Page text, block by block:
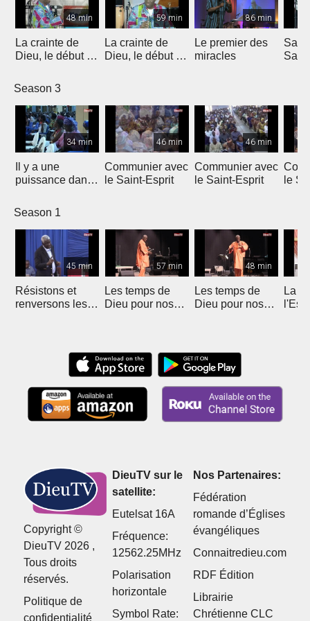
48 min
La crainte de
Dieu, le début de
59 min
La crainte de
Dieu, le début de
86 min
Le premier des
miracles
Season 3
34 min
Il y a une
puissance dans
46 min
Communier avec
le Saint-Esprit
46 min
Communier avec
le Saint-Esprit
le
Season 1
45 min
Résistons et
renversons les
57 min
Les temps de
Dieu pour nos
48 min
Les temps de
Dieu pour nos
La
Copyright ©
DieuTV 2026 ,
Tous droits
réservés.
Politique de
confidentialité
DieuTV sur le
satellite:
Eutelsat 16A
Fréquence:
12562.25MHz
Polarisation
horizontale
Symbol Rate:
Nos Partenaires:
Fédération
romande d’Églises
évangéliques
Connaitredieu.com
RDF Édition
Librairie
Chrétienne CLC